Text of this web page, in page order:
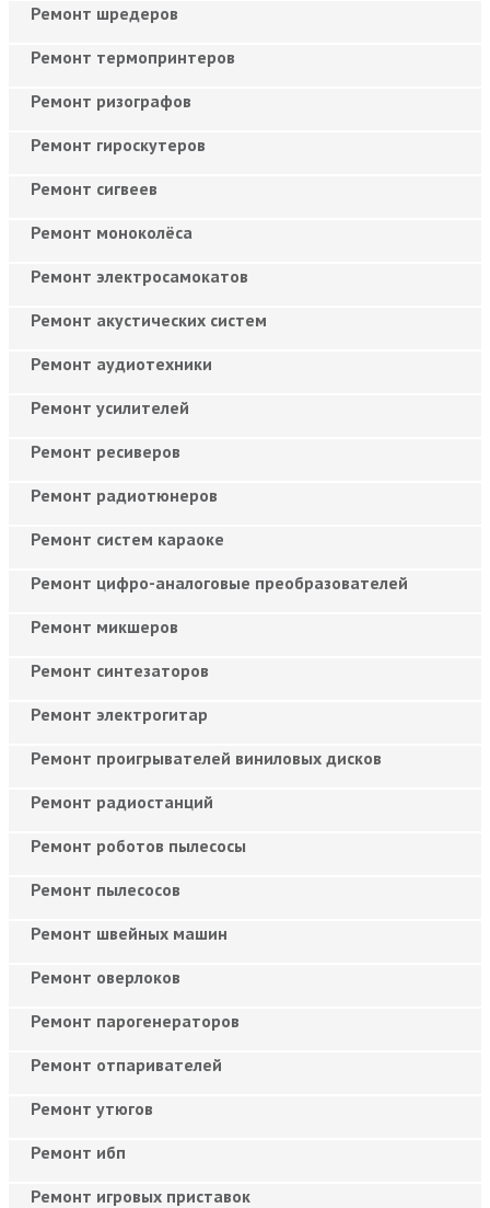
Ремонт шредеров
Ремонт термопринтеров
Ремонт ризографов
Ремонт гироскутеров
Ремонт сигвеев
Ремонт моноколёса
Ремонт электросамокатов
Ремонт акустических систем
Ремонт аудиотехники
Ремонт усилителей
Ремонт ресиверов
Ремонт радиотюнеров
Ремонт систем караоке
Ремонт цифро-аналоговые преобразователей
Ремонт микшеров
Ремонт синтезаторов
Ремонт электрогитар
Ремонт проигрывателей виниловых дисков
Ремонт радиостанций
Ремонт роботов пылесосы
Ремонт пылесосов
Ремонт швейных машин
Ремонт оверлоков
Ремонт парогенераторов
Ремонт отпаривателей
Ремонт утюгов
Ремонт ибп
Ремонт игровых приставок